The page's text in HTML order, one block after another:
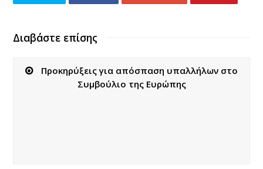
Διαβάστε επίσης
Προκηρύξεις για απόσπαση υπαλλήλων στο
Συμβούλιο της Ευρώπης